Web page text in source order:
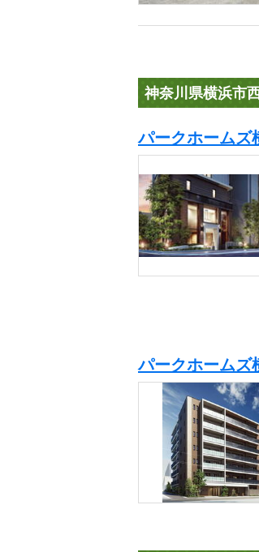
神奈川県横浜市
パークホーム
パークホーム